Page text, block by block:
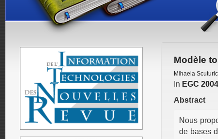
Modèle
Mihaela
In EGC 2004
Abstract
Nous
de bases